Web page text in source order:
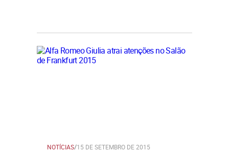
NOTÍCIAS/15 DE SETEMBRO DE 2015